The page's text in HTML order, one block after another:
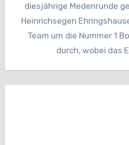
diesjährige Medenrunde
Heinrichsegen
Team um die Nummer 1
durch, wobei das